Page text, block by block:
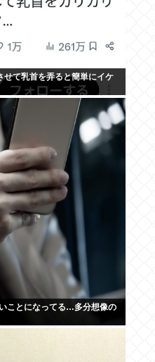
せて乳首を弄ると簡単にイケ
ことになってる…多分想像の